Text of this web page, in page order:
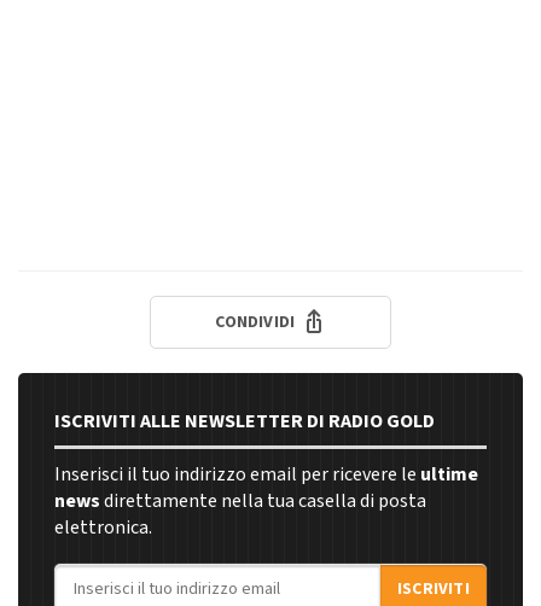
CONDIVIDI
ISCRIVITI ALLE NEWSLETTER DI RADIO GOLD
Inserisci il tuo indirizzo email per ricevere le ultime
newsdirettamente nella tua casella di posta
elettronica.
Indirizzo email
ISCRIVITI